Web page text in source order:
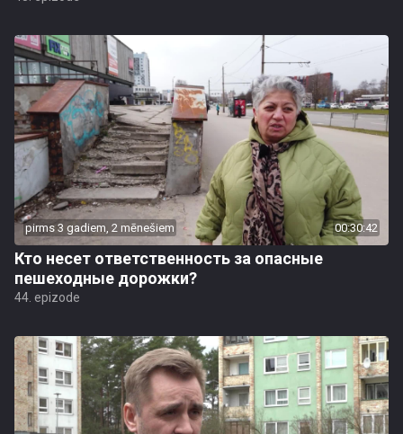
pirms 3 gadiem, 2 mēnešiem 00:30:42
Кто несет ответственность за опасные
пешеходные дорожки?
44. epizode